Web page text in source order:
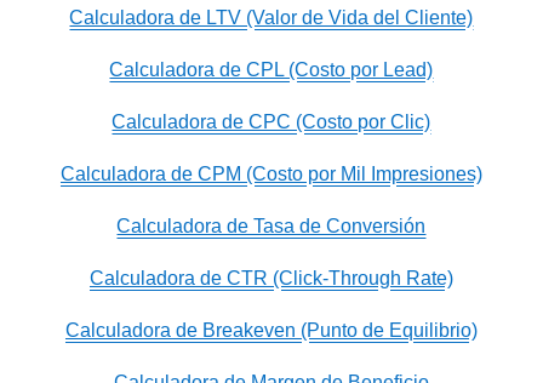
Calculadora de LTV (Valor de Vida del Cliente)
Calculadora de CPL (Costo por Lead)
Calculadora de CPC (Costo por Clic)
Calculadora de CPM (Costo por Mil Impresiones)
Calculadora de Tasa de Conversión
Calculadora de CTR (Click-Through Rate)
Calculadora de Breakeven (Punto de Equilibrio)